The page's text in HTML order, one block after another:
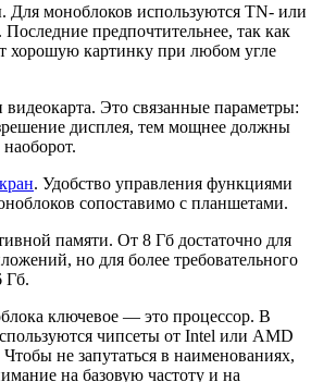
Для моноблоков используются TN- или
предпочтительнее, так как
хорошую картинку при любом угле
видеокарта. Это связанные параметры:
дисплея, тем мощнее должны
. Удобство управления функциями
сопоставимо с планшетами.
памяти. От 8 Гб достаточно для
но для более требовательного
Гб.
ключевое — это процессор. В
чипсеты от Intel или AMD
не запутаться в наименованиях,
на базовую частоту и на